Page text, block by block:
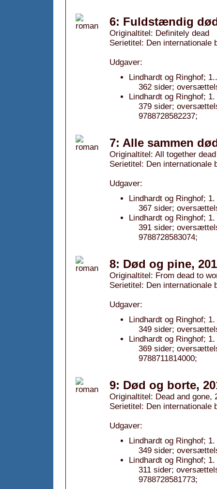
6: Fuldstændig
Originaltitel: Definitely dead
Serietitel: Den internationale
Udgaver:
Lindhardt og Ringhof;
362 sider;
Lindhardt og Ringhof;
379 sider;
9788728582237;
7: Alle sammen
Originaltitel: All together dead
Serietitel: Den internationale
Udgaver:
Lindhardt og Ringhof;
367 sider;
Lindhardt og Ringhof;
391 sider;
9788728583074;
8: Død og pine,
Originaltitel: From dead to
Serietitel: Den internationale
Udgaver:
Lindhardt og Ringhof;
349 sider;
Lindhardt og Ringhof;
369 sider;
9788711814000;
9: Død og borte,
Originaltitel: Dead and gone,
Serietitel: Den internationale
Udgaver:
Lindhardt og Ringhof;
349 sider;
Lindhardt og Ringhof;
311 sider;
9788728581773;